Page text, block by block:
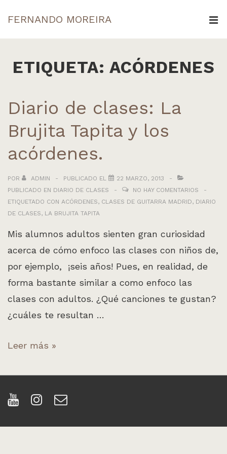
Saltar
al
principal
FERNANDO MOREIRA
principal
ETIQUETA: ACÓRDENES
Diario de clases: La
Brujita Tapita y los
acórdenes.
POR ADMIN PUBLICADO EL
22 MARZO, 2013
PUBLICADO EN DIARIO DE CLASES
NO HAY COMENTARIOS
ETIQUETADO CON ACÓRDENES, CLASES DE GUITARRA MADRID, DIARIO
DE CLASES, LA BRUJITA TAPITA
Mis alumnos adultos sienten gran curiosidad
acerca de cómo enfoco las clases con niños de,
por ejemplo, ¡seis años! Pues, en realidad, de
forma bastante similar a como enfoco las
clases con adultos. ¿Qué canciones te gustan?
¿cuáles te resultan …
Diario
clases:
La
Brujita
Tapita
Leer más »